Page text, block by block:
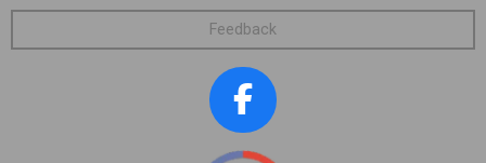
Feedback
F
a